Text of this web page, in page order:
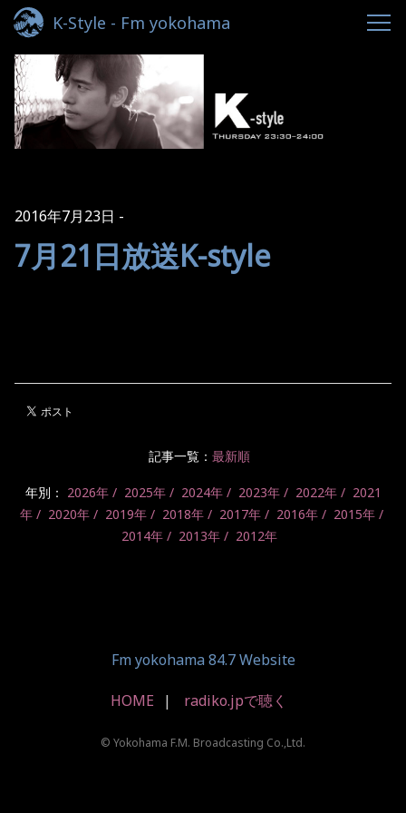
K-Style - Fm yokohama
2016年7月23日
7月21日放送K-style
記事一覧： 最新順
年別： 2026年 2025年 2024年 2023年 2022年
2021
年
2020年 2019年 2018年 2017年 2016年
2015年
2014年
2013年 2012年
Fm yokohama 84.7 Website
HOME radiko.jpで聴く
© Yokohama F.M. Broadcasting Co.,Ltd.